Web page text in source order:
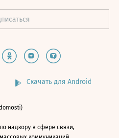
Скачать для Android
надзору в сфере связи,